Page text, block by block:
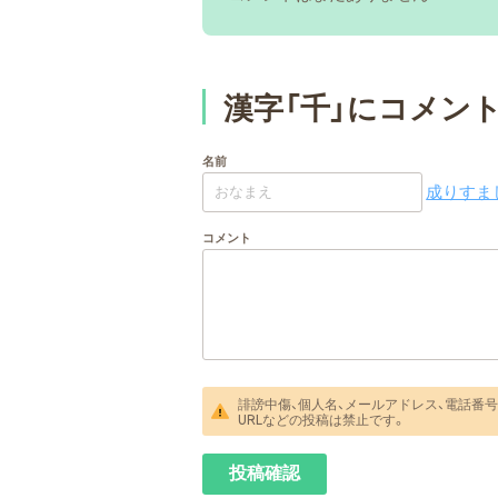
漢字「千」にコメン
名前
成りすま
コメント
誹謗中傷、個人名、メールアドレス、電話番号
URLなどの投稿は禁止です。